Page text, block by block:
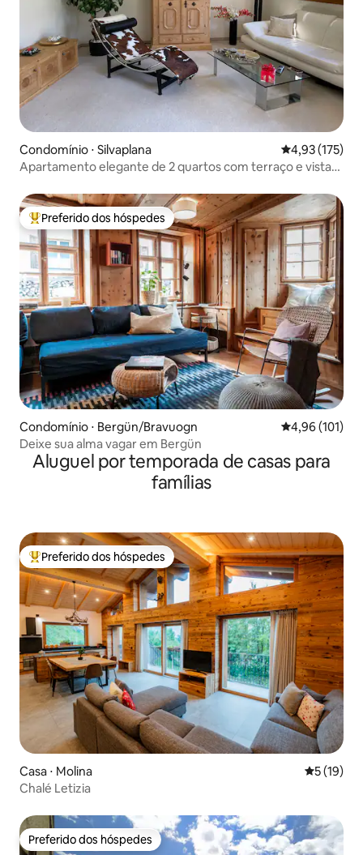
Condomínio ⋅ Silvaplana 4,93 de uma
4,93 (175)
Apartamento elegante de 2 quartos com terraço e vista
Entre os melhores preferidos dos hóspedes
Preferido dos hóspedes
Condomínio ⋅ Bergün/Bravuogn 4,96 de uma
4,96 (101)
Deixe sua alma vagar em Bergün
Aluguel por temporada de casas para
famílias
Entre os melhores preferidos dos hóspedes
Preferido dos hóspedes
Casa ⋅ Molina 5 de uma
5 (19)
Chalé Letizia
Preferido dos hóspedes
Preferido dos hóspedes